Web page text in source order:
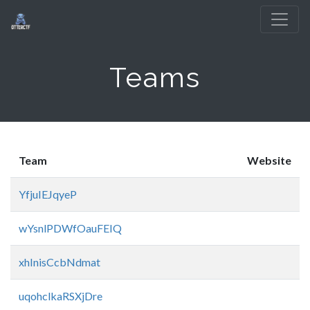
Teams
Team Website
YfjuIEJqyeP
wYsnlPDWfOauFEIQ
xhInisCcbNdmat
uqohclkaRSXjDre